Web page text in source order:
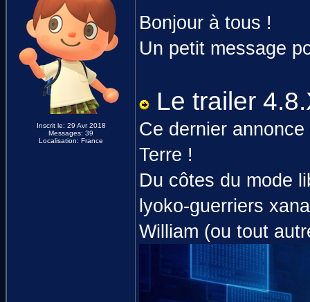
Inscrit le: 29 Avr 2018
Messages: 39
Localisation: France
Bonjour à tous !
Un petit message
Le trailer
Ce dernier
Terre !
Du côtes du mode
lyoko-guerriers
William (ou tout